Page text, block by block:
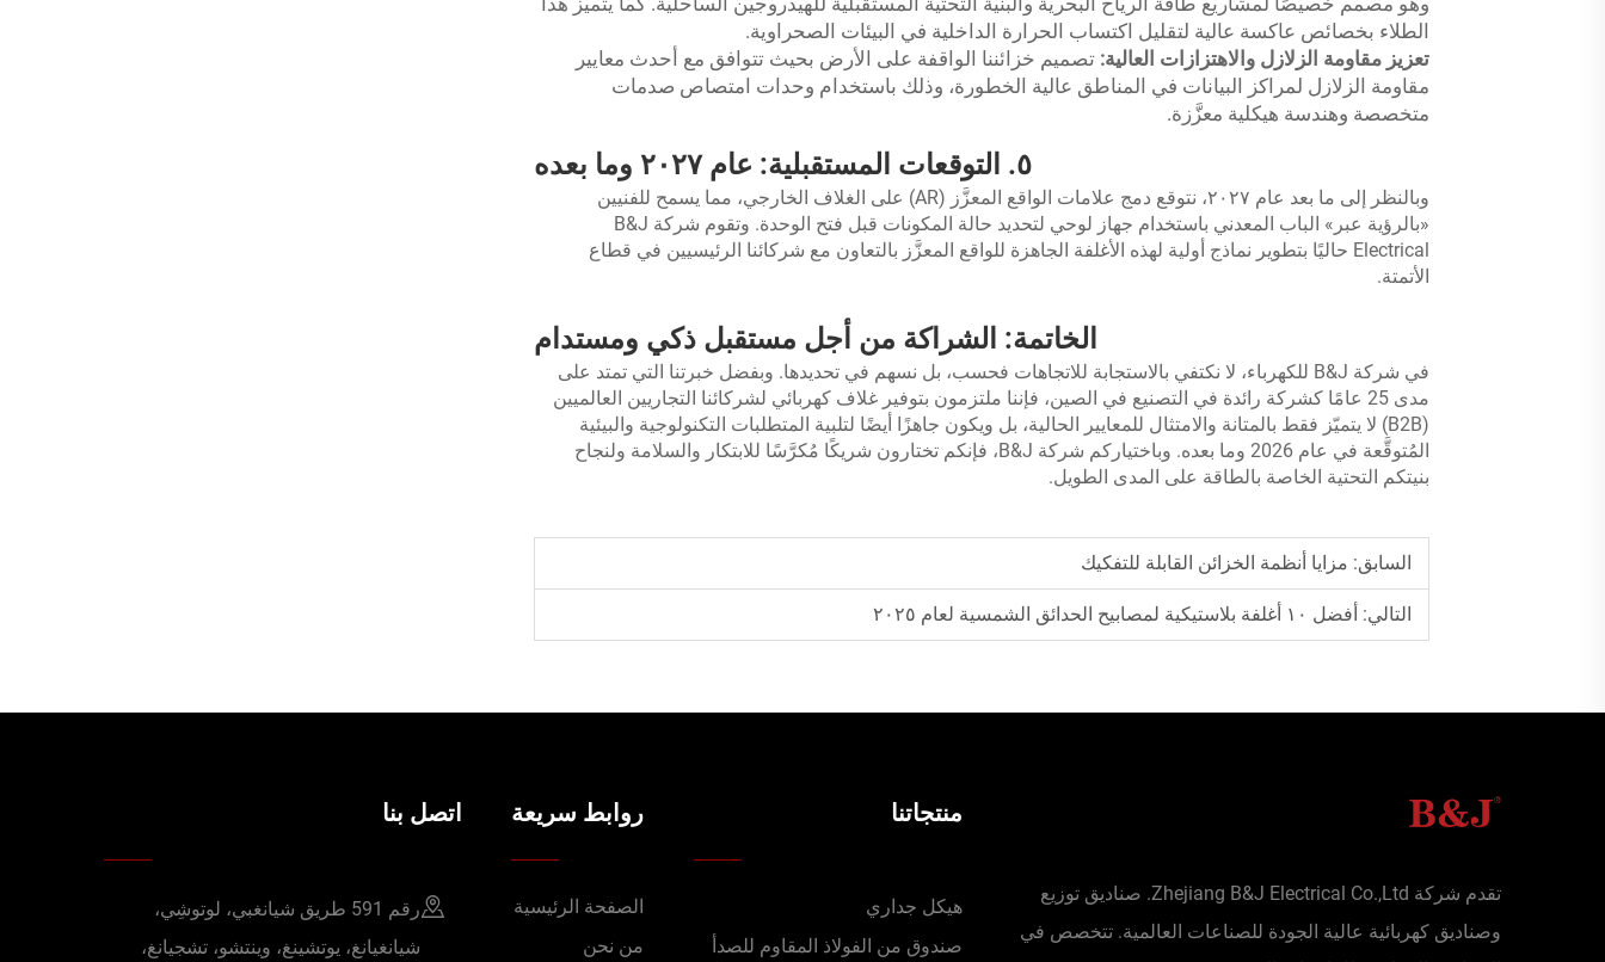
الطلاء بخصائص عاكسة عالية لتقليل اكتساب الحرارة الداخلية في البيئات الصحراوية.
تعزيز مقاومة الزلازل والاهتزازات العالية: تصميم خزائننا الواقفة على الأرض بحيث تتوافق مع أحدث معايير
مقاومة الزلازل لمراكز البيانات في المناطق عالية الخطورة، وذلك باستخدام وحدات امتصاص صدمات
متخصصة وهندسة هيكلية معزَّزة.
٥. التوقعات المستقبلية: عام ٢٠٢٧ وما بعده
وبالنظر إلى ما بعد عام ٢٠٢٧، نتوقع دمج علامات الواقع المعزَّز (AR) على الغلاف الخارجي، مما يسمح للفنيين
«بالرؤية عبر» الباب المعدني باستخدام جهاز لوحي لتحديد حالة المكونات قبل فتح الوحدة. وتقوم شركة B&J
Electrical حاليًا بتطوير نماذج أولية لهذه الأغلفة الجاهزة للواقع المعزَّز بالتعاون مع شركائنا الرئيسيين في قطاع
الأتمتة.
الخاتمة: الشراكة من أجل مستقبل ذكي ومستدام
في شركة B&J للكهرباء، لا نكتفي بالاستجابة للاتجاهات فحسب، بل نسهم في تحديدها. وبفضل خبرتنا التي تمتد على
مدى 25 عامًا كشركة رائدة في التصنيع في الصين، فإننا ملتزمون بتوفير غلاف كهربائي لشركائنا التجاريين العالميين
(B2B) لا يتميّز فقط بالمتانة والامتثال للمعايير الحالية، بل ويكون جاهزًا أيضًا لتلبية المتطلبات التكنولوجية والبيئية
المُتوقَّعة في عام 2026 وما بعده. وباختياركم شركة B&J، فإنكم تختارون شريكًا مُكرَّسًا للابتكار والسلامة ولنجاح
بنيتكم التحتية الخاصة بالطاقة على المدى الطويل.
السابق: مزايا أنظمة الخزائن القابلة للتفكيك
التالي: أفضل ١٠ أغلفة بلاستيكية لمصابيح الحدائق الشمسية لعام ٢٠٢٥
تقدم شركة Zhejiang B&J Electrical Co.,Ltd. صناديق توزيع
وصناديق كهربائية عالية الجودة للصناعات العالمية. تتخصص في
منتجاتنا
هيكل جداري
صندوق من الفولاذ المقاوم للصدأ
روابط سريعة
الصفحة الرئيسية
من نحن
اتصل بنا
رقم 591 طريق شيانغبي، لوتوشِي،
شيانغيانغ، يوتشينغ، وينتشو، تشجيانغ،